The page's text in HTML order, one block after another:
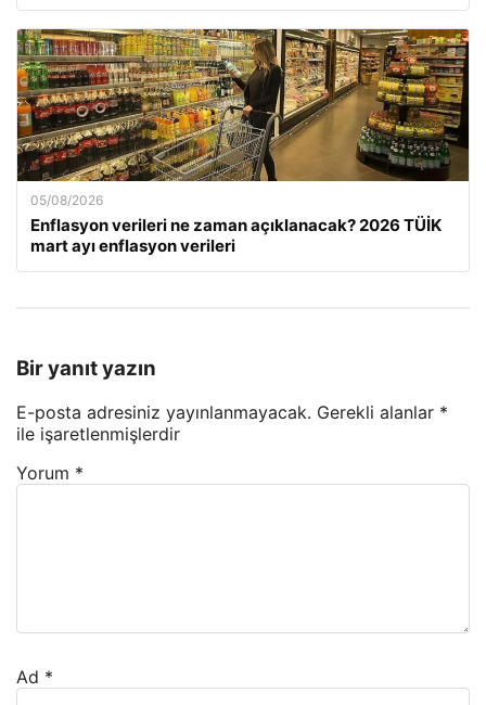
05/08/2026
Enflasyon verileri ne zaman açıklanacak? 2026 TÜİK
mart ayı enflasyon verileri
Bir yanıt yazın
E-posta adresiniz yayınlanmayacak. Gerekli alanlar *
ile işaretlenmişlerdir
Yorum *
Ad *